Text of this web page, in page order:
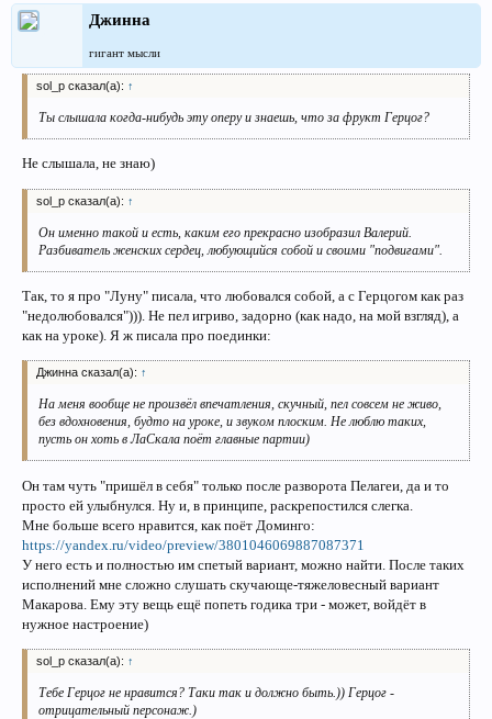
Джинна
гигант мысли
sol_p сказал(а): ↑
Ты слышала когда-нибудь эту оперу и знаешь, что за фрукт Герцог?
Не слышала, не знаю)
sol_p сказал(а): ↑
Он именно такой и есть, каким его прекрасно изобразил Валерий.
Разбиватель женских сердец, любующийся собой и своими "подвигами".
Так, то я про "Луну" писала, что любовался собой, а с Герцогом как раз
"недолюбовался"))). Не пел игриво, задорно (как надо, на мой взгляд), а
как на уроке). Я ж писала про поединки:
Джинна сказал(а): ↑
На меня вообще не произвёл впечатления, скучный, пел совсем не живо,
без вдохновения, будто на уроке, и звуком плоским. Не люблю таких,
пусть он хоть в ЛаСкала поёт главные партии)
Он там чуть "пришёл в себя" только после разворота Пелагеи, да и то
просто ей улыбнулся. Ну и, в принципе, раскрепостился слегка.
Мне больше всего нравится, как поёт Доминго:
https://yandex.ru/video/preview/3801046069887087371
У него есть и полностью им спетый вариант, можно найти. После таких
исполнений мне сложно слушать скучающе-тяжеловесный вариант
Макарова. Ему эту вещь ещё попеть годика три - может, войдёт в
нужное настроение)
sol_p сказал(а): ↑
Тебе Герцог не нравится? Таки так и должно быть.)) Герцог -
отрицательный персонаж.)